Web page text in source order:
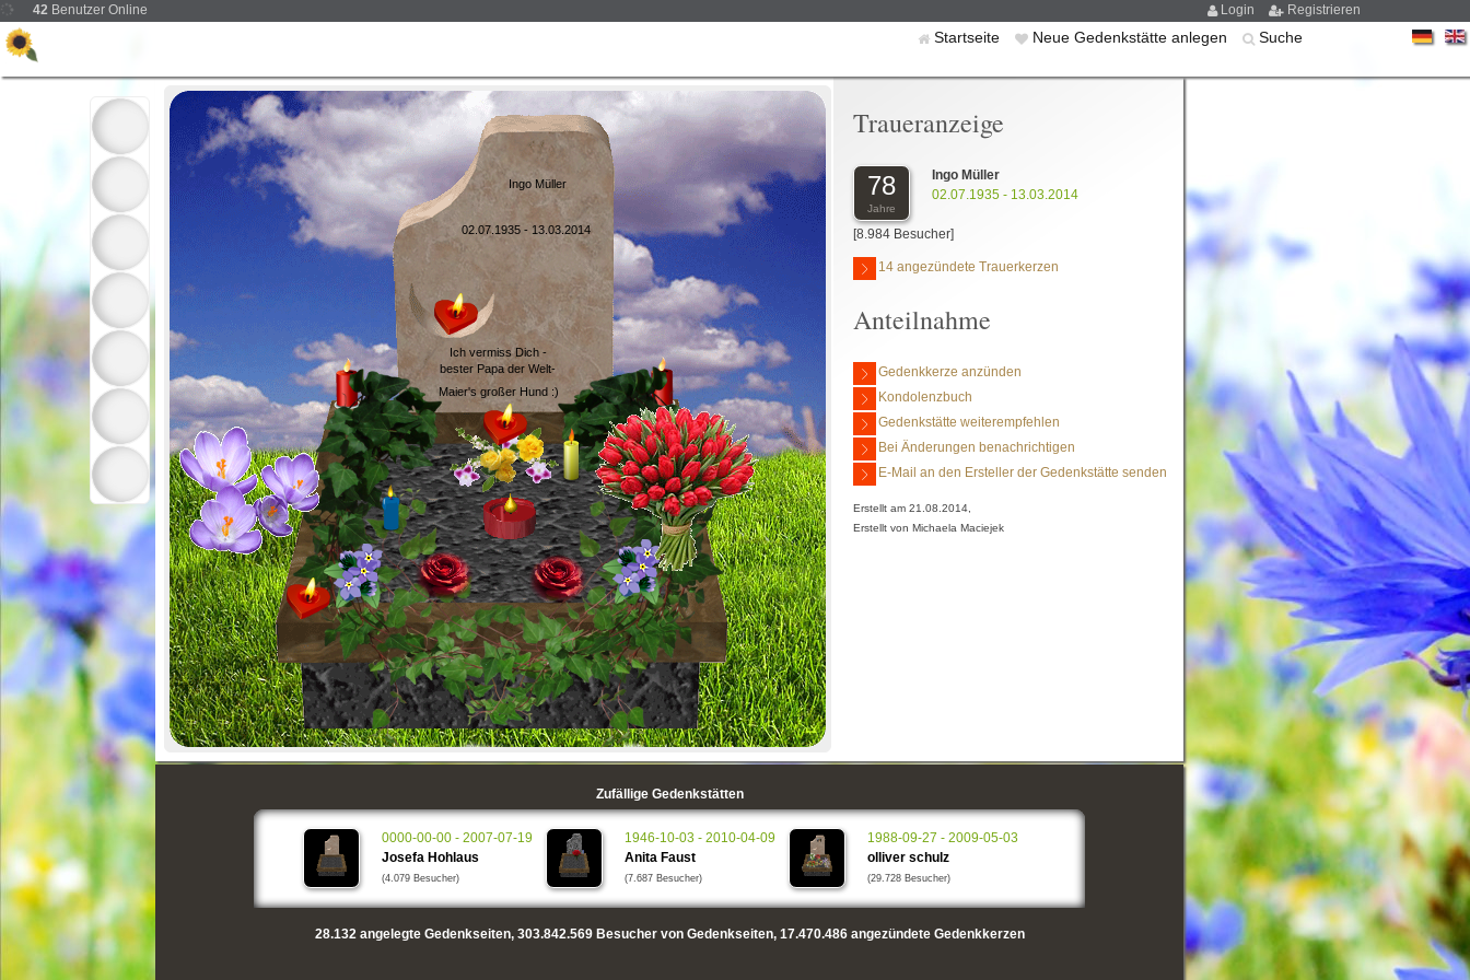
42 Benutzer Online Login Registrieren
Startseite Neue Gedenkstätte anlegen Suche
Ich vermiss Dich -
bester Papa der Welt-
02.07.1935 - 13.03.2014
Maier's großer Hund :)
Ingo Müller
Traueranzeige
78
Jahre
Ingo Müller
02.07.1935 - 13.03.2014
[8.984 Besucher]
14 angezündete Trauerkerzen
Anteilnahme
Gedenkkerze anzünden
Kondolenzbuch
Gedenkstätte weiterempfehlen
Bei Änderungen benachrichtigen
E-Mail an den Ersteller der Gedenkstätte senden
Erstellt am 21.08.2014,
Erstellt von Michaela Maciejek
Zufällige Gedenkstätten
0000-00-00 - 2007-07-19
Josefa Hohlaus
(4.079 Besucher)
1946-10-03 - 2010-04-09
Anita Faust
(7.687 Besucher)
1988-09-27 - 2009-05-03
olliver schulz
(29.728 Besucher)
28.132angelegte Gedenkseiten, 303.842.569Besucher von Gedenkseiten, 17.470.486angezündete Gedenkkerzen